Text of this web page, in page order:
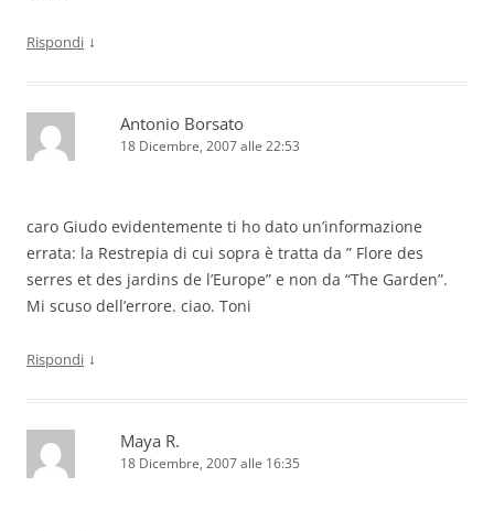
Rispondi ↓
Antonio Borsato
18 Dicembre, 2007 alle 22:53
caro Giudo evidentemente ti ho dato un’informazione
errata: la Restrepia di cui sopra è tratta da ” Flore des
serres et des jardins de l’Europe” e non da “The Garden”.
Mi scuso dell’errore. ciao. Toni
Rispondi ↓
Maya R.
18 Dicembre, 2007 alle 16:35